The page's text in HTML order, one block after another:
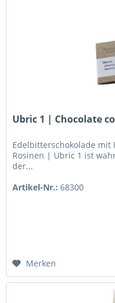
Ubric 1 | Chocolate
Edelbitterschokolade
Rosinen | Ubric 1 ist
der...
Artikel-Nr.: 68300
Merken